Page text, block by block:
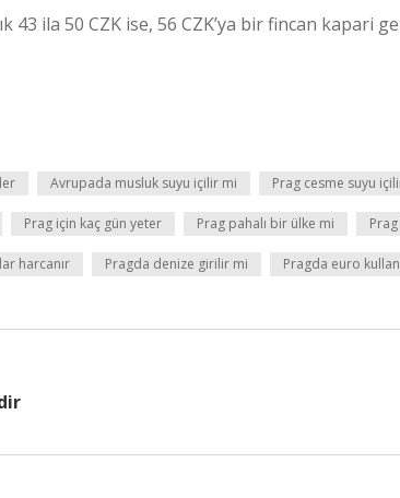
43 ila 50 CZK ise, 56 CZK’ya bir fincan kapari
Avrupada musluk suyu içilir mi Prag cesme suyu
Prag için kaç gün yeter Prag pahalı bir ülke mi
harcanır Pragda denize girilir mi Pragda euro